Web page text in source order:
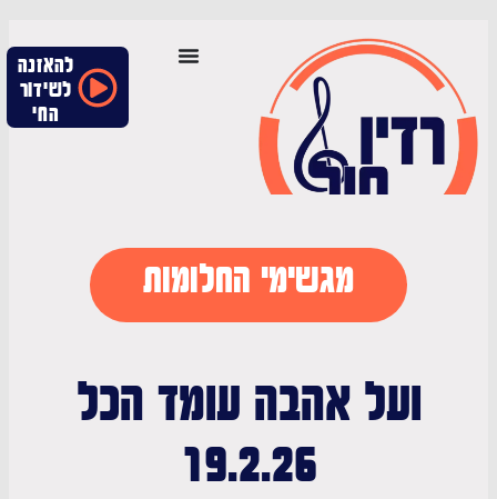
להאזנה
לשידור
החי
מגשימי החלומות
ועל אהבה עומד הכל
19.2.26